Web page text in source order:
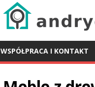
WSPÓŁPRACA I KONTAKT